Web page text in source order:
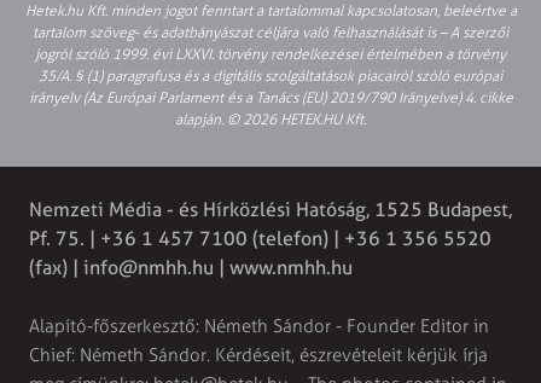
Hetek.hu Kft. minden jogot fenntart a tartalommal kapcsolatosan, beleértve a
tartalom szöveg- és adatbányászat céljára való felhasználását is – A szerzői
jogról szóló 1999. évi LXXVI. törvény rendelkezései értelmében a törvény
35/A. § (1) paragrafusa és a digitális szolgáltatások piacairól szóló európai
irányelv (Az Európai Parlament és a Tanács (EU) 2019/790 Irányelve) 4. cikke
alapján. © 2026 HETEK.HU Kft.
Nemzeti Média - és Hírközlési Hatóság, 1525 Budapest,
Pf. 75. | +36 1 457 7100 (telefon) | +36 1 356 5520
(fax) | info@nmhh.hu | www.nmhh.hu
Alapító-főszerkesztő: Németh Sándor - Founder Editor in
Chief: Németh Sándor. Kérdéseit, észrevételeit kérjük írja